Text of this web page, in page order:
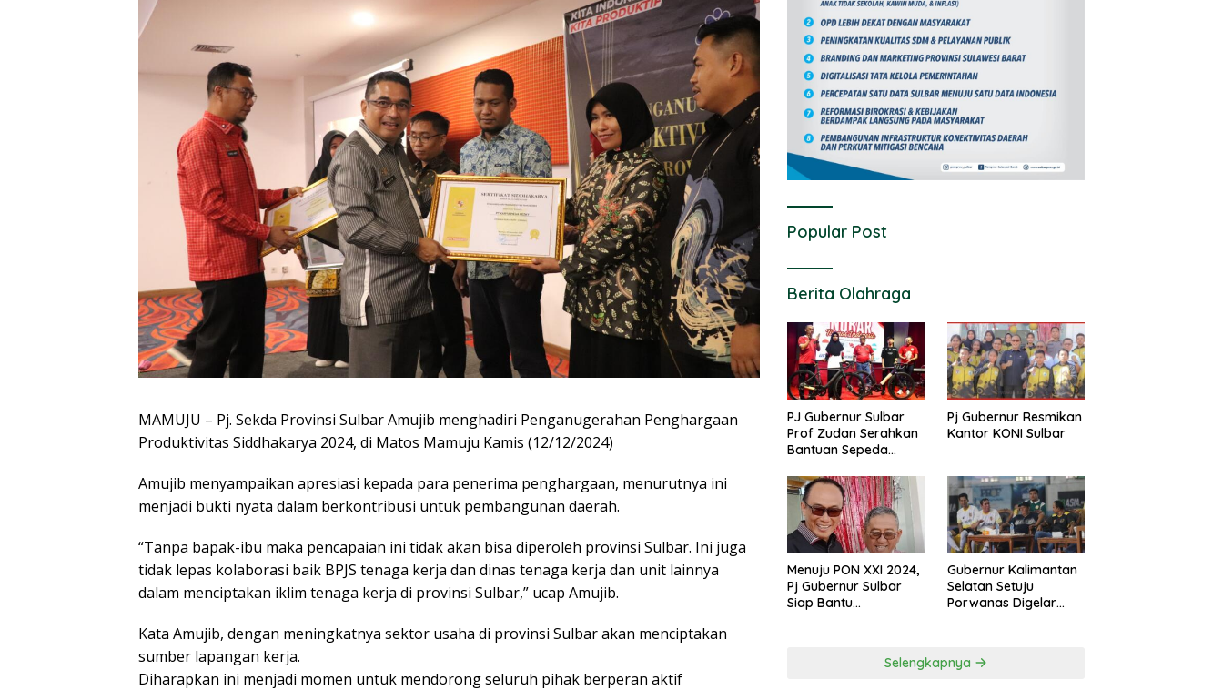
MAMUJU – Pj. Sekda Provinsi Sulbar Amujib menghadiri Penganugerahan Penghargaan
Produktivitas Siddhakarya 2024, di Matos Mamuju Kamis (12/12/2024)
Amujib menyampaikan apresiasi kepada para penerima penghargaan, menurutnya ini
menjadi bukti nyata dalam berkontribusi untuk pembangunan daerah.
“Tanpa bapak-ibu maka pencapaian ini tidak akan bisa diperoleh provinsi Sulbar. Ini juga
tidak lepas kolaborasi baik BPJS tenaga kerja dan dinas tenaga kerja dan unit lainnya
dalam menciptakan iklim tenaga kerja di provinsi Sulbar,” ucap Amujib.
Kata Amujib, dengan meningkatnya sektor usaha di provinsi Sulbar akan menciptakan
sumber lapangan kerja.
Diharapkan ini menjadi momen untuk mendorong seluruh pihak berperan aktif
Popular Post
Berita Olahraga
PJ Gubernur Sulbar
Prof Zudan Serahkan
Bantuan Sepeda
PON 2024
Pj Gubernur Resmikan
Kantor KONI Sulbar
Menuju PON XXI 2024,
Pj Gubernur Sulbar
Siap Bantu
Gubernur Kalimantan
Selatan Setuju
Porwanas Digelar
Selengkapnya